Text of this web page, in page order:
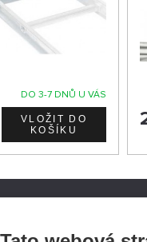
DO 3-7 DNŮ U VÁS